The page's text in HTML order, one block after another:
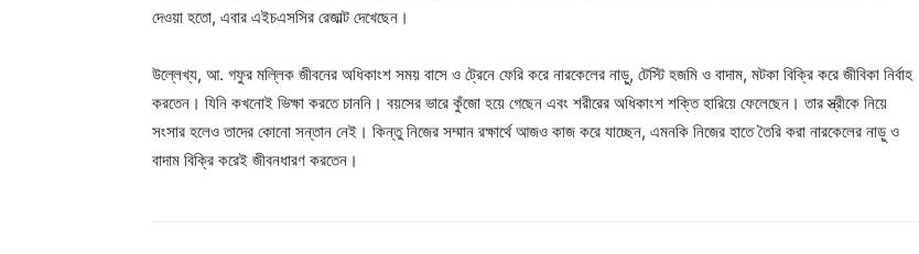
দেওয়া হতো, এবার এইচএসসির রেজাল্ট দেখেছেন।
উল্লেখ্য, আ. গফুর মল্লিক জীবনের অধিকাংশ সময় বাসে ও ট্রেনে ফেরি করে নারকেলের নাড়ু, টেস্টি হজমি ও বাদাম, মটকা বিক্রি করে জীবিকা নির্বাহ
করতেন। যিনি কখনোই ভিক্ষা করতে চাননি। বয়সের ভারে কুঁজো হয়ে গেছেন এবং শরীরের অধিকাংশ শক্তি হারিয়ে ফেলেছেন। তার স্ত্রীকে নিয়ে
সংসার হলেও তাদের কোনো সন্তান নেই। কিন্তু নিজের সম্মান রক্ষার্থে আজও কাজ করে যাচ্ছেন, এমনকি নিজের হাতে তৈরি করা নারকেলের নাড়ু ও
বাদাম বিক্রি করেই জীবনধারণ করতেন।